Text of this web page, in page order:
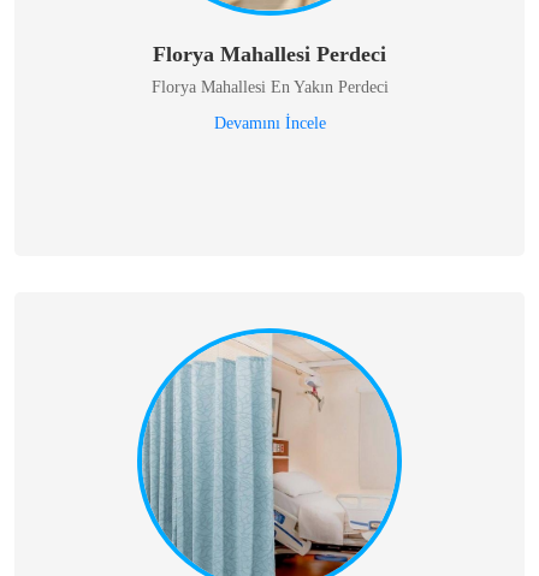
Florya Mahallesi Perdeci
Florya Mahallesi En Yakın Perdeci
Devamını İncele